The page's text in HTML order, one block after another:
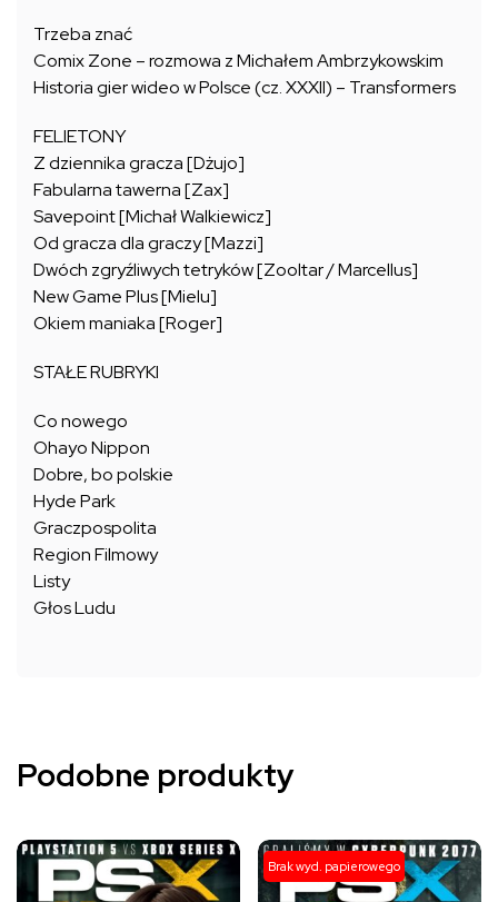
Trzeba znać
Comix Zone – rozmowa z Michałem Ambrzykowskim
Historia gier wideo w Polsce (cz. XXXII) – Transformers
FELIETONY
Z dziennika gracza [Dżujo]
Fabularna tawerna [Zax]
Savepoint [Michał Walkiewicz]
Od gracza dla graczy [Mazzi]
Dwóch zgryźliwych tetryków [Zooltar / Marcellus]
New Game Plus [Mielu]
Okiem maniaka [Roger]
STAŁE RUBRYKI
Co nowego
Ohayo Nippon
Dobre, bo polskie
Hyde Park
Graczpospolita
Region Filmowy
Listy
Głos Ludu
Podobne produkty
Ten
produkt
Ten
produkt
Brak wyd. papierowego